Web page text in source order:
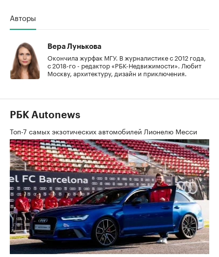
Авторы
Вера Лунькова
Окончила журфак МГУ. В журналистике с 2012 года,
с 2018-го - редактор «РБК-Недвижимости». Любит
Москву, архитектуру, дизайн и приключения.
РБК Autonews
Топ-7 самых экзотических автомобилей Лионелю Месси